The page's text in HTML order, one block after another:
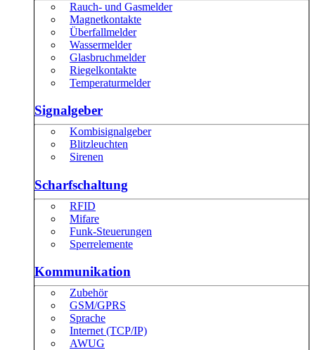
Rauch- und Gasmelder
Magnetkontakte
Überfallmelder
Wassermelder
Glasbruchmelder
Riegelkontakte
Temperaturmelder
Signalgeber
Kombisignalgeber
Blitzleuchten
Sirenen
Scharfschaltung
RFID
Mifare
Funk-Steuerungen
Sperrelemente
Kommunikation
Zubehör
GSM/GPRS
Sprache
Internet (TCP/IP)
AWUG